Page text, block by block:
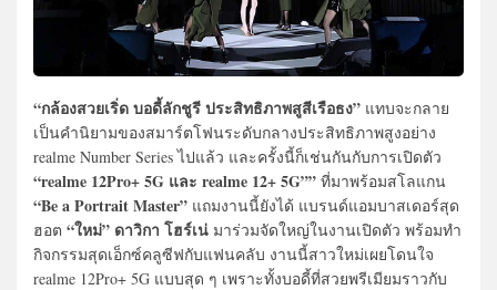
“กล้องสวยเริ่ด บอดี้ลักชูรี ประสิทธิภาพสูสีเรือธง” แทบจะกลาย
เป็นคำนิยามของสมาร์ตโฟนระดับกลางประสิทธิภาพสูงอย่าง
realme Number Series ไปแล้ว และครั้งนี้ก็เช่นกันกับการเปิดตัว
“realme 12Pro+ 5G และ realme 12+ 5G”” ที่มาพร้อมสโลแกน
“Be a Portrait Master” แถมงานนี้ยังได้ แบรนด์แอมบาสเดอร์สุด
ฮอต “ใหม่” ดาวิกา โฮร์เน่ มาร่วมจัดใหญ่ในงานเปิดตัว พร้อมทำ
กิจกรรมสุดเอ็กซ์คลูซีฟกับแฟนคลับ งานนี้สาวใหม่เผยโดนใจ
realme 12Pro+ 5G แบบสุด ๆ เพราะทั้งบอดี้ที่สวยพรีเมียมราวกับ